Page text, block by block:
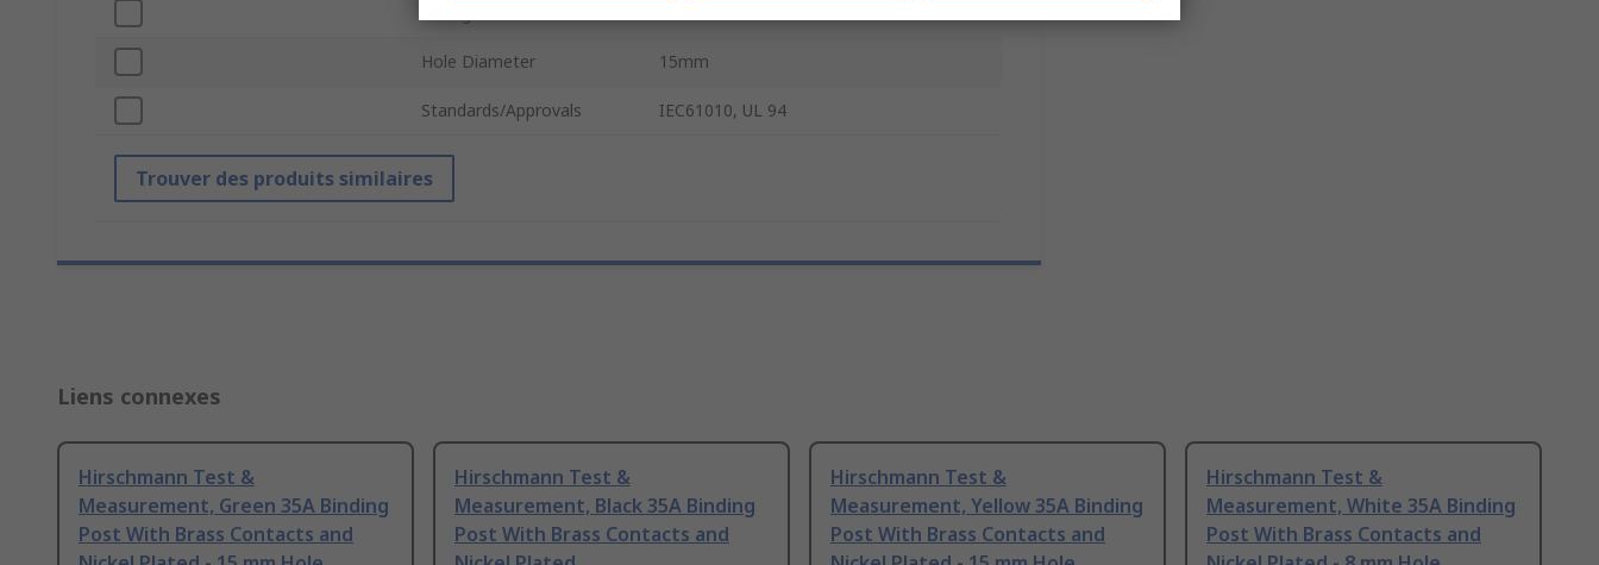
Hole Diameter 15mm
Standards/Approvals IEC61010, UL 94
Trouver des produits similaires
Liens connexes
Hirschmann Test &
Measurement, Green 35A Binding
Post With Brass Contacts and
Hirschmann Test &
Measurement, Black 35A Binding
Post With Brass Contacts and
Hirschmann Test &
Measurement, Yellow 35A Binding
Post With Brass Contacts and
Hirschmann Test &
Measurement, White 35A Binding
Post With Brass Contacts and